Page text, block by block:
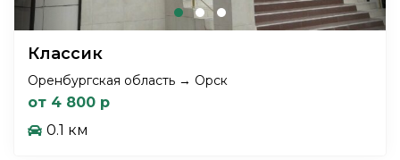
Классик
Оренбургская область → Орск
от 4 800 р
0.1 км